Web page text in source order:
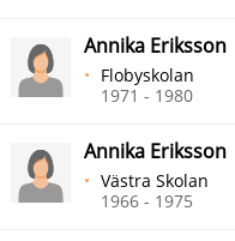
Annika Eriksson
Flobyskolan
1971 - 1980
Annika Eriksson
Västra Skolan
1966 - 1975